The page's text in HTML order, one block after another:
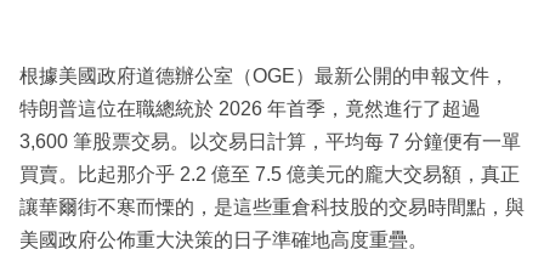
根據美國政府道德辦公室（OGE）最新公開的申報文件，
特朗普這位在職總統於 2026 年首季，竟然進行了超過
3,600 筆股票交易。以交易日計算，平均每 7 分鐘便有一單
買賣。比起那介乎 2.2 億至 7.5 億美元的龐大交易額，真正
讓華爾街不寒而慄的，是這些重倉科技股的交易時間點，與
美國政府公佈重大決策的日子準確地高度重疊。